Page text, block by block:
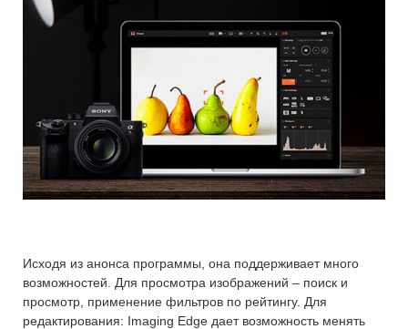
Исходя из анонса программы, она поддерживает много
возможностей. Для просмотра изображений – поиск и
просмотр, применение фильтров по рейтингу. Для
редактирования: Imaging Edge дает возможность менять